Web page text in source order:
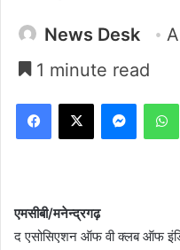
News Desk
1 minute read
Facebook
X
एमसीबी/मनेन्द्रगढ़
द एसोसिएशन ऑफ वी क्लब ऑफ